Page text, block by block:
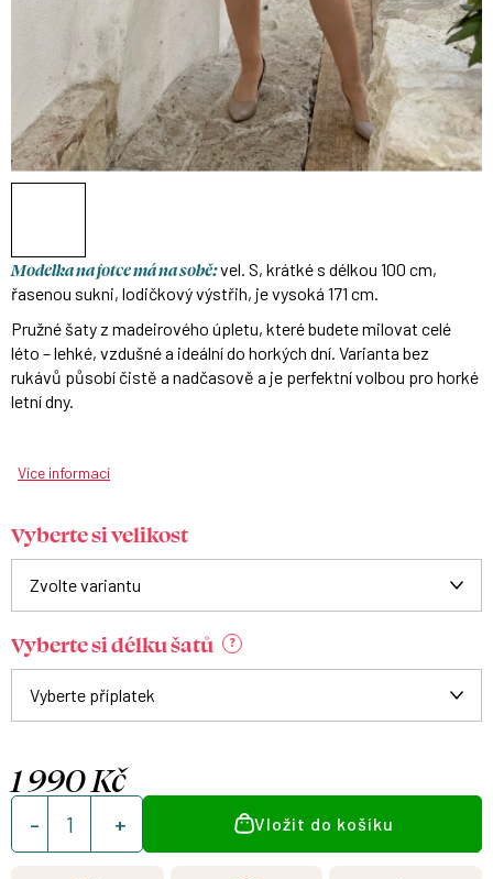
Modelka na fotce má na sobě:vel. S, krátké s délkou 100 cm,
řasenou sukni, lodičkový výstřih, je vysoká 171 cm.
Pružné šaty z madeirového úpletu, které budete milovat celé
léto – lehké, vzdušné a ideální do horkých dní. Varianta bez
rukávů působí čistě a nadčasově a je perfektní volbou pro horké
letní dny.
Více informací
Vyberte si velikost
Vyberte si délku šatů ?
1 990 Kč
Měrná
cena:
Vložit do košíku